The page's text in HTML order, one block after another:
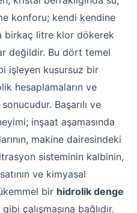
Gemaş %90 Tablet Klor
Gemaş hazır kimyasal bakım seti
Gemaş Multi Tablet Klor 200 gr
Ayak Dezenfektanı
Demir ve Setlik Giderici
Havuz Suyu Bağlı Klor Giderici
Kalsiyum Hipoklorit %65 Klor
Kum Filtresi Temizleyici
Multi %90 Tablet Klor
Havuz Sıvı Klor
Havuz Bağlı Klor Giderici
Havuz İyon Baglayıcı
Havuz Kışlık Bakım Ürünü
Havuz Sıvı Ph Düşürücü
Havuz Toz Ph+ Yükseltici
konforu; kendi kendine
birkaç litre klor dökerek
değildir. Bu dört temel
işleyen kusursuz bir
hesaplamaların ve
Başarılı ve
inşaat aşamasında
makine dairesindeki
sisteminin kalbinin,
ve kimyasal
bir hidrolik denge
çalışmasına bağlıdır.